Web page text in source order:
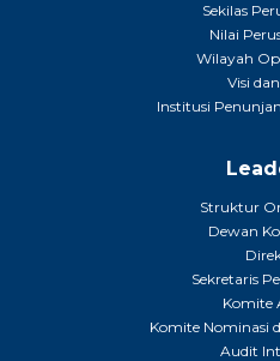
Sekilas
Nilai
Wilayah
Visi
Institusi
Struktur
Dewan
Sekretaris
Komite
Komite Nominasi
Audit